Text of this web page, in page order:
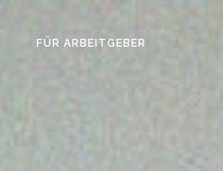
FÜR ARBEITGEBER